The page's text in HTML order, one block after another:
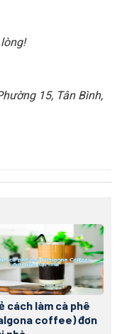
15, Tân Bình,
cách làm cà phê
coffee) đơn